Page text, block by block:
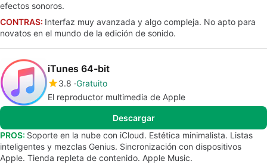
efectos sonoros.
CONTRAS: Interfaz muy avanzada y algo compleja. No apto para
novatos en el mundo de la edición de sonido.
iTunes 64-bit
3.8 Gratuito
El reproductor multimedia de Apple
Descargar
PROS: Soporte en la nube con iCloud. Estética minimalista. Listas
inteligentes y mezclas Genius. Sincronización con dispositivos
Apple. Tienda repleta de contenido. Apple Music.